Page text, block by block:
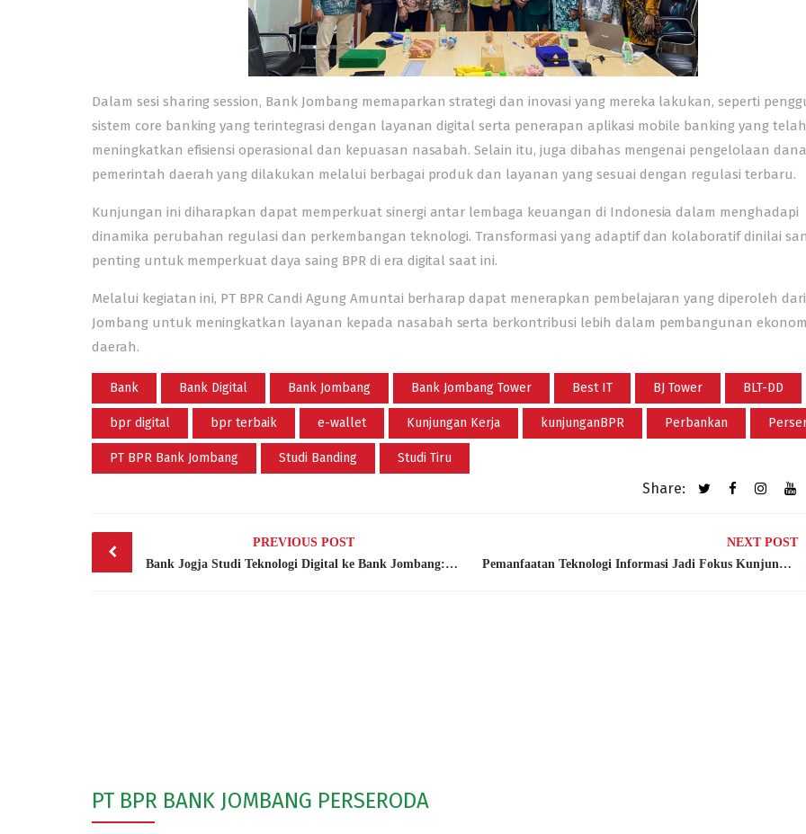
Dalam sesi sharing session, Bank Jombang memaparkan strategi dan inovasi yang mereka lakukan, seperti
sistem core banking yang terintegrasi dengan layanan digital serta penerapan aplikasi mobile banking yang telah
meningkatkan efisiensi operasional dan kepuasan nasabah. Selain itu, juga dibahas mengenai pengelolaan dana
pemerintah daerah yang dilakukan melalui berbagai produk dan layanan yang sesuai dengan regulasi terbaru.
Kunjungan ini diharapkan dapat memperkuat sinergi antar lembaga keuangan di Indonesia dalam menghadapi
dinamika perubahan regulasi dan perkembangan teknologi. Transformasi yang adaptif dan kolaboratif dinilai
penting untuk memperkuat daya saing BPR di era digital saat ini.
Melalui kegiatan ini, PT BPR Candi Agung Amuntai berharap dapat menerapkan pembelajaran yang diperoleh
Jombang untuk meningkatkan layanan kepada nasabah serta berkontribusi lebih dalam pembangunan
daerah.
Bank Bank Digital Bank Jombang Bank Jombang Tower Best IT BJ Tower BLT-DD
bpr digital bpr terbaik e-wallet Kunjungan Kerja kunjunganBPR Perbankan
PT BPR Bank Jombang Studi Banding Studi Tiru
Share:
Post
navigation
PREVIOUS POST
Bank Jogja Studi Teknologi Digital ke Bank Jombang: Tingkatkan Transformasi Perbankan
NEXT POST
Pemanfaatan Teknologi Informasi Jadi Fokus Kunjungan BPR Kerta Raharja Gemilang ke Bank Jombang
PT BPR BANK JOMBANG PERSERODA